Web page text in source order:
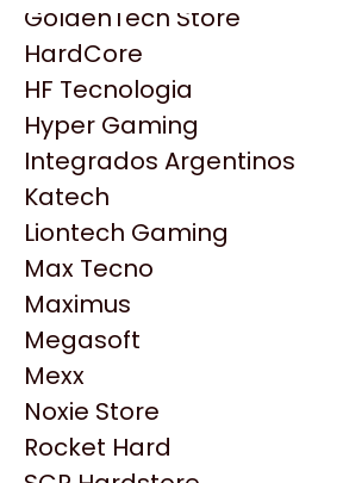
HP
HyperX
INNO3D
Intel
Kingston
Lenovo
Logitech
MSI
NVIDIA GeForce
NZXT
PNY
Palit
Philips
GoldenTech Store
HardCore
HF Tecnologia
Hyper Gaming
Integrados Argentinos
Katech
Liontech Gaming
Max Tecno
Maximus
Megasoft
Mexx
Noxie Store
Rocket Hard
Productos
Similares